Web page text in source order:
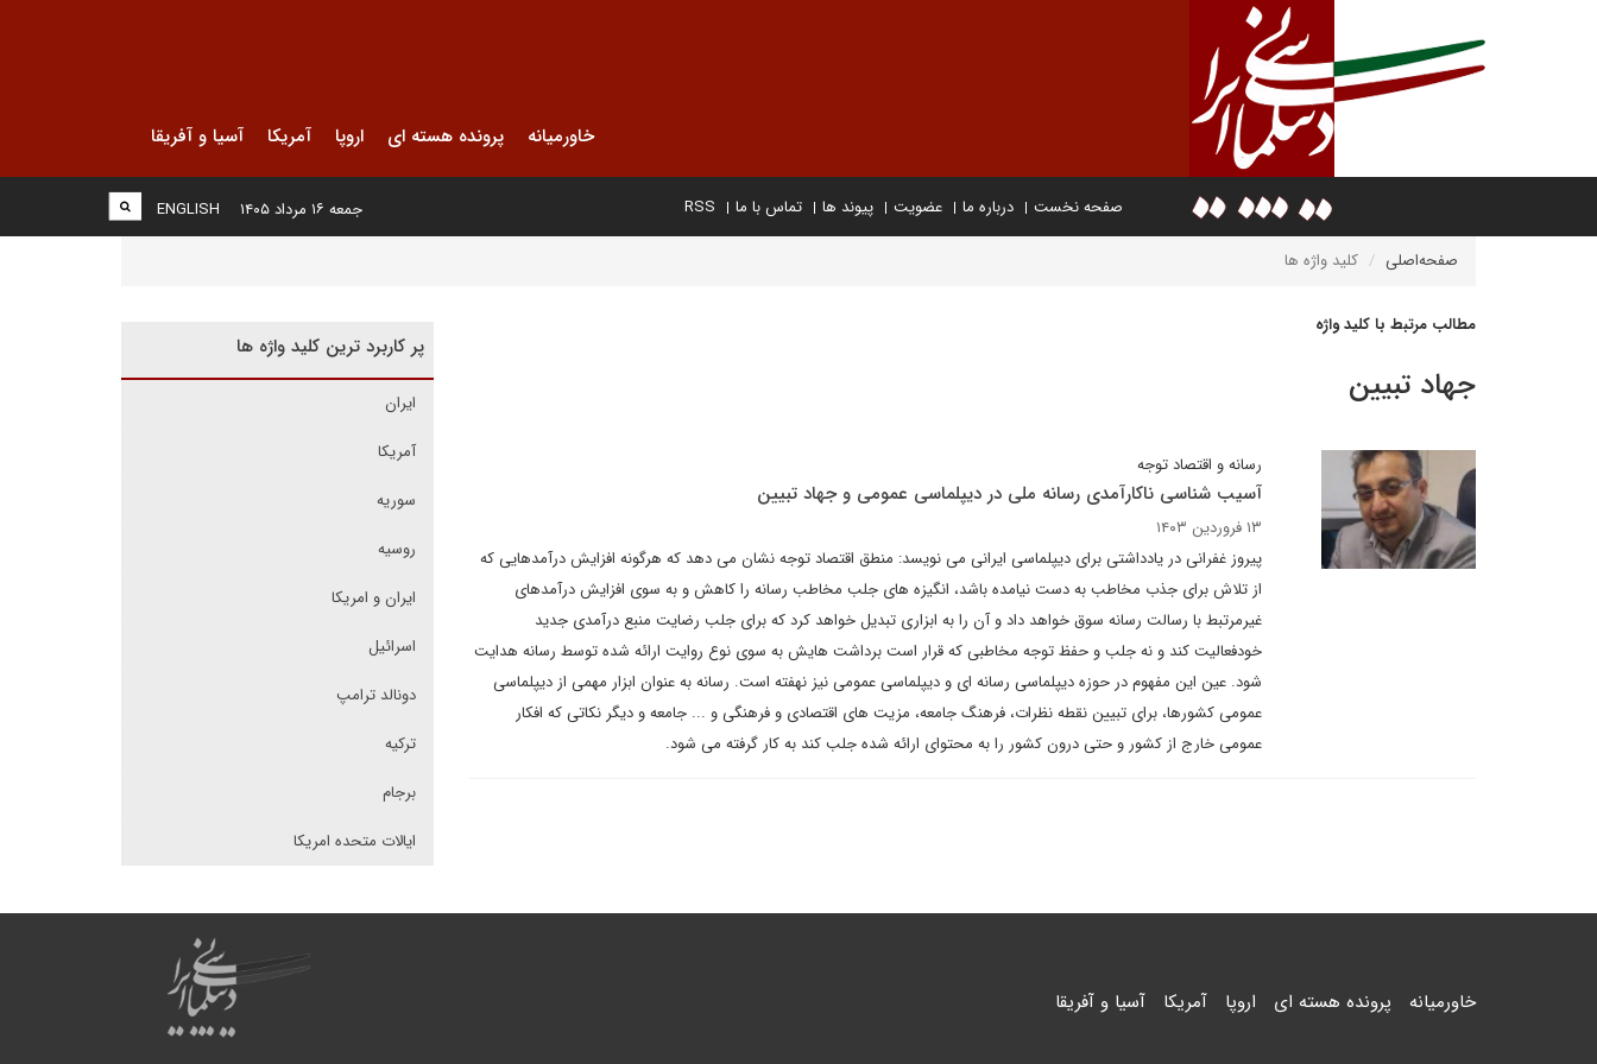
خاورمیانه پرونده هسته ای اروپا آمریکا آسیا و آفریقا
صفحه نخست درباره ما عضویت پیوند ها تماس با ما RSS
ENGLISH جمعه ۱۶ مرداد ۱۴۰۵
صفحه‌اصلی کلید واژه ها
مطالب مرتبط با کلید واژه
جهاد تبیین
رسانه و اقتصاد توجه
آسیب شناسی ناکارآمدی رسانه ملی در دیپلماسی عمومی و جهاد تبیین
۱۳ فروردین ۱۴۰۳
پیروز غفرانی در یادداشتی برای دیپلماسی ایرانی می نویسد: منطق اقتصاد توجه نشان می دهد که هرگونه افزایش درآمدهایی که
از تلاش برای جذب مخاطب به دست نیامده باشد، انگیزه های جلب مخاطب رسانه را کاهش و به سوی افزایش درآمدهای
غیرمرتبط با رسالت رسانه سوق خواهد داد و آن را به ابزاری تبدیل خواهد کرد که برای جلب رضایت منبع درآمدی جدید
خودفعالیت کند و نه جلب و حفظ توجه مخاطبی که قرار است برداشت هایش به سوی نوع روایت ارائه شده توسط رسانه هدایت
شود. عین این مفهوم در حوزه دیپلماسی رسانه ای و دیپلماسی عمومی نیز نهفته است. رسانه به عنوان ابزار مهمی از دیپلماسی
عمومی کشورها، برای تبیین نقطه نظرات، فرهنگ جامعه، مزیت های اقتصادی و فرهنگی و ... جامعه و دیگر نکاتی که افکار
عمومی خارج از کشور و حتی درون کشور را به محتوای ارائه شده جلب کند به کار گرفته می شود.
پر کاربرد ترین کلید واژه ها
ایران
آمریکا
سوریه
روسیه
ایران و امریکا
اسرائیل
دونالد ترامپ
ترکیه
برجام
ایالات متحده امریکا
خاورمیانه پرونده هسته ای اروپا آمریکا آسیا و آفریقا